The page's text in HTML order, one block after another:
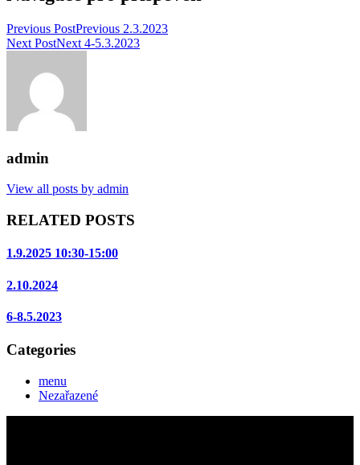
Previous PostPrevious 2.3.2023
Next PostNext 4-5.3.2023
admin
View all posts by admin
RELATED POSTS
1.9.2025 10:30-15:00
2.10.2024
6-8.5.2023
Categories
menu
Nezařazené